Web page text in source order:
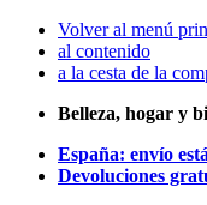
Volver al menú
al contenido
a la cesta de la
Belleza, hogar y
España: envío
Devoluciones